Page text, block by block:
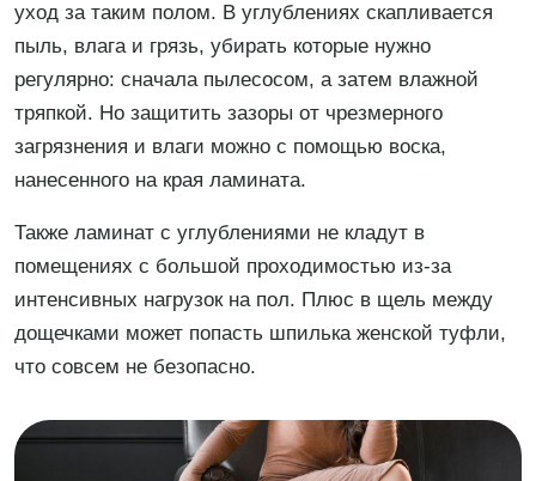
уход за таким полом. В углублениях скапливается
пыль, влага и грязь, убирать которые нужно
регулярно: сначала пылесосом, а затем влажной
тряпкой. Но защитить зазоры от чрезмерного
загрязнения и влаги можно с помощью воска,
нанесенного на края ламината.
Также ламинат с углублениями не кладут в
помещениях с большой проходимостью из-за
интенсивных нагрузок на пол. Плюс в щель между
дощечками может попасть шпилька женской туфли,
что совсем не безопасно.